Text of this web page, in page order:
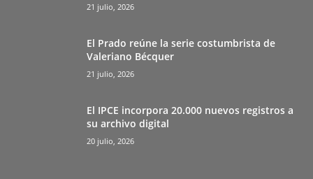
21 julio, 2026
El Prado reúne la serie costumbrista de
Valeriano Bécquer
21 julio, 2026
El IPCE incorpora 20.000 nuevos registros a
su archivo digital
20 julio, 2026